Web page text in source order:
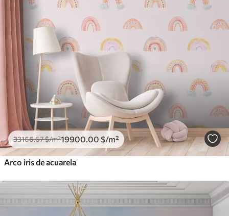
33166.67$/m²19900.00 $/m²
Arco iris de acuarela